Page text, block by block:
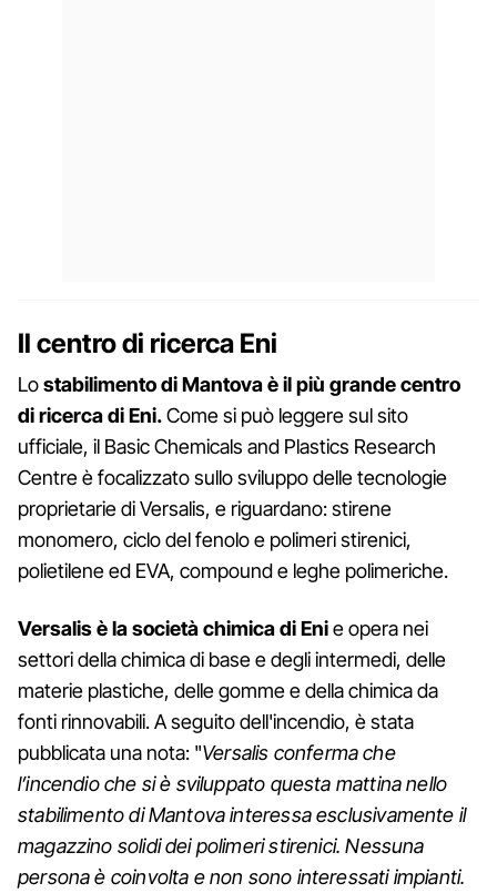
Il centro di ricerca Eni
Lostabilimento di Mantova è il più grande centro
di ricerca di Eni.Come si può leggere sul sito
ufficiale, il Basic Chemicals and Plastics Research
Centre è focalizzato sullo sviluppo delle tecnologie
proprietarie di Versalis, e riguardano: stirene
monomero, ciclo del fenolo e polimeri stirenici,
polietilene ed EVA, compound e leghe polimeriche.
Versalis è la società chimica di Enie opera nei
settori della chimica di base e degli intermedi, delle
materie plastiche, delle gomme e della chimica da
fonti rinnovabili. A seguito dell'incendio, è stata
pubblicata una nota: "Versalis conferma che
l’incendio che si è sviluppato questa mattina nello
stabilimento di Mantova interessa esclusivamente il
magazzino solidi dei polimeri stirenici. Nessuna
persona è coinvolta e non sono interessati impianti.